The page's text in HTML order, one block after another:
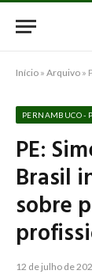
Início » Arquivo »
PERNAMBUCO -
PE:
Brasil
sobre
12 de julho de